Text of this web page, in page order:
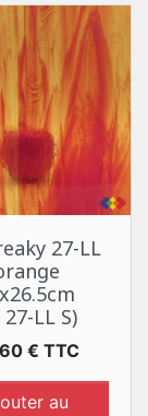
27-LL
27-LL S)
€ TTC
au